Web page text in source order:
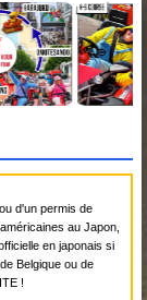
d'un permis de
au Japon,
en japonais si
Belgique ou de
!